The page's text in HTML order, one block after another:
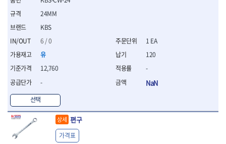
- 평치즐
- 핀펀치세트
- 펀치
- 펀치세트
- 용접용품
- 빠루
- 철공끌
원예.사무용품
- 커터칼
- 전지가위
KBS
6 / 0
유
12,760
-
선택
24MM
1 EA
120
-
NaN
상세 편구
가격표